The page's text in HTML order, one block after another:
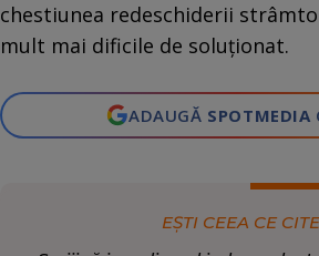
chestiunea redeschiderii
mult mai dificile de soluționat.
ADAUGĂ SPOTMEDIA
EȘTI CEEA CE